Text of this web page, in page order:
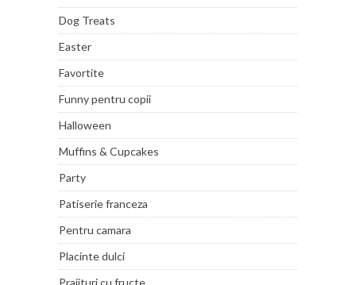
Dog Treats
Easter
Favortite
Funny pentru copii
Halloween
Muffins & Cupcakes
Party
Patiserie franceza
Pentru camara
Placinte dulci
Prajituri cu fructe